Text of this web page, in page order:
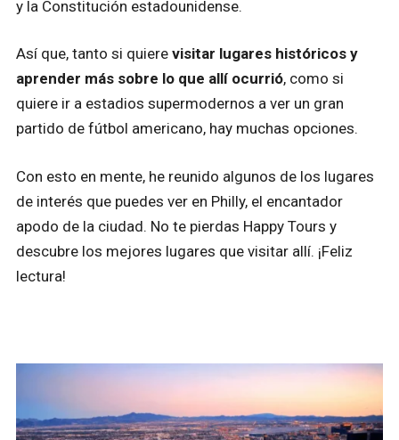
y la Constitución estadounidense.
Así que, tanto si quiere visitar lugares históricos y
aprender más sobre lo que allí ocurrió, como si
quiere ir a estadios supermodernos a ver un gran
partido de fútbol americano, hay muchas opciones.
Con esto en mente, he reunido algunos de los lugares
de interés que puedes ver en Philly, el encantador
apodo de la ciudad. No te pierdas Happy Tours y
descubre los mejores lugares que visitar allí. ¡Feliz
lectura!